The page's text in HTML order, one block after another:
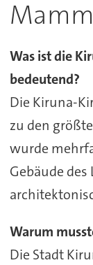
Was ist die
bedeutend?
Die Kiruna-
zu den
wurde
Gebäude
Warum
Die Stadt